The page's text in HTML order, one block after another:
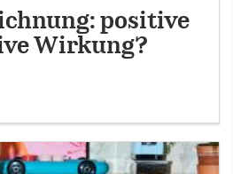
positive
Wirkung?